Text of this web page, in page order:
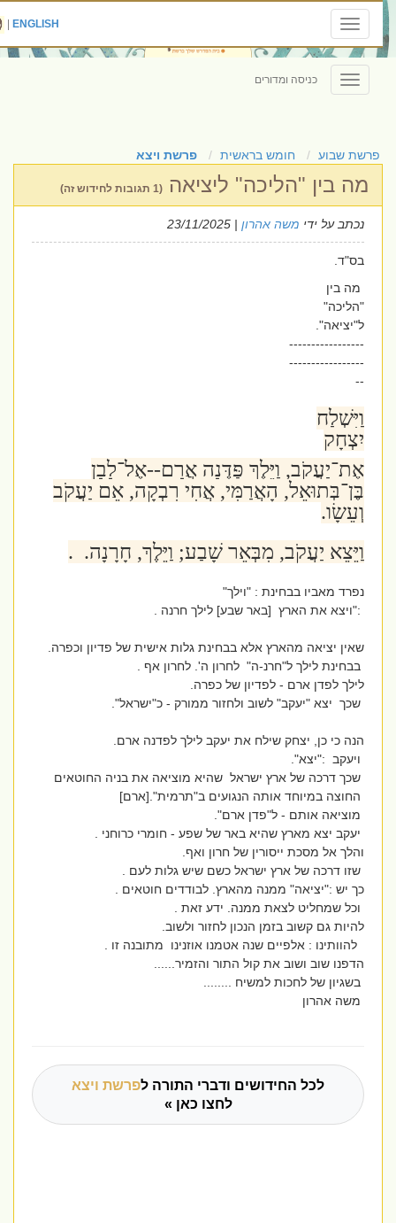
Toggle
navigation
ENGLISH
|
Toggle
navigation
כניסה ומדורים
פרשת שבוע חומש בראשית פרשת ויצא
מה בין "הליכה" ליציאה
נכתב על ידימשה אהרון| 23/11/2025
בס"ד.
מה בין
"הליכה"
ל"יציאה".
-----------------
-----------------
וַיִּשְׁלַח
יִצְחָק
אֶת־יַעֲקֹב, וַיֵּלֶךְ פַּדֶּנָה אֲרָם--אֶל־לָבָן
בֶּן־בְּתוּאֵל, הָאֲרַמִּי, אֲחִי רִבְקָה, אֵם יַעֲקֹב
וְעֵשָׂו.
וַיֵּצֵא יַעֲקֹב, מִבְּאֵר שָׁבַע; וַיֵּלֶךְ, חָרָנָה..
נפרד מאביו בבחינת : "וילך"
:"ויצא את הארץ [באר שבע] לילך חרנה .
שאין יציאה מהארץ אלא בבחינת גלות אישית של פדיון וכפרה.
בבחינת לילך ל"חרנ-ה" לחרון ה'. לחרון אף .
לילך לפדן ארם - לפדיון של כפרה.
שכך יצא "יעקב" לשוב ולחזור ממורק - כ"ישראל".
הנה כי כן, יצחק שילח את יעקב לילך לפדנה ארם.
ויעקב :"יצא".
שכך דרכה של ארץ ישראל שהיא מוציאה את בניה החוטאים
החוצה במיוחד אותה הנגועים ב"תרמית".[ארם]
מוציאה אותם - ל"פדן ארם".
יעקב יצא מארץ שהיא באר של שפע - חומרי כרוחני .
והלך אל מסכת ייסורין של חרון ואף.
שזו דרכה של ארץ ישראל כשם שיש גלות לעם .
כך יש :"יציאה" ממנה מהארץ. לבודדים חוטאים .
וכל שמחליט לצאת ממנה. ידע זאת .
להיות גם קשוב בזמן הנכון לחזור ולשוב.
להוותינו : אלפיים שנה אטמנו אוזנינו מתובנה זו .
הדפנו שוב ושוב את קול התור והזמיר......
בשגיון של לחכות למשיח ........
משה אהרון
לכל החידושים ודברי התורה לפרשת ויצא
לחצו כאן »